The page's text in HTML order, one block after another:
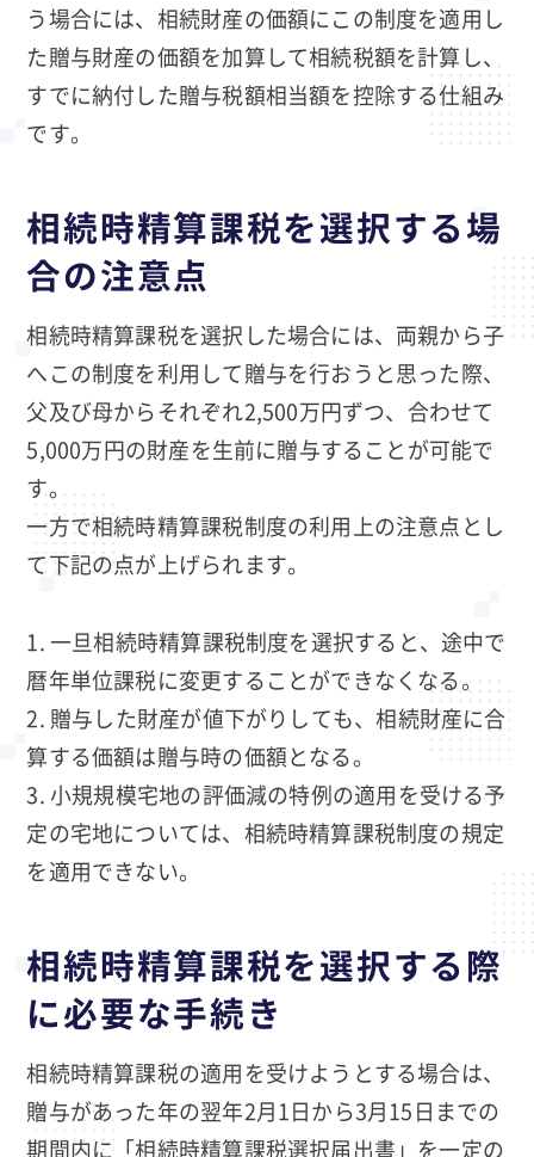
う場合には、相続財産の価額にこの制度を適用し
た贈与財産の価額を加算して相続税額を計算し、
すでに納付した贈与税額相当額を控除する仕組み
です。
相続時精算課税を選択する場
合の注意点
相続時精算課税を選択した場合には、両親から子
へこの制度を利用して贈与を行おうと思った際、
父及び母からそれぞれ2,500万円ずつ、合わせて
5,000万円の財産を生前に贈与することが可能で
す。
一方で相続時精算課税制度の利用上の注意点とし
て下記の点が上げられます。
一旦相続時精算課税制度を選択すると、途中で
暦年単位課税に変更することができなくなる。
贈与した財産が値下がりしても、相続財産に合
算する価額は贈与時の価額となる。
小規規模宅地の評価減の特例の適用を受ける予
定の宅地については、相続時精算課税制度の規定
を適用できない。
相続時精算課税を選択する際
に必要な手続き
相続時精算課税の適用を受けようとする場合は、
贈与があった年の翌年2月1日から3月15日までの
期間内に「相続時精算課税選択届出書」を一定の